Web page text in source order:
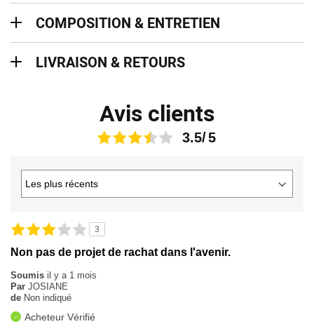
COMPOSITION & ENTRETIEN
LIVRAISON & RETOURS
Avis clients
3.5
3
Non pas de projet de rachat dans l'avenir.
Soumis il y a 1 mois
Par JOSIANE
de Non indiqué
Acheteur Vérifié